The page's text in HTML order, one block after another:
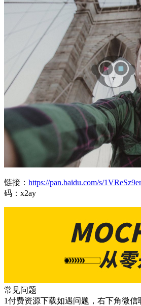
链接： https://pan.baidu.com/s/
码：x2ay
常见问题
1付费资源下载如遇问题，右下角微信